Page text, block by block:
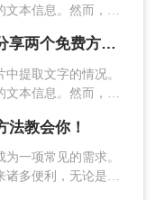
复制的网站时，
更快，节省时
天界面，然后按
窗口左侧选择要
即可。
本信息。然而，图
呢？本文将介绍几
怎么把图片上的字转换成文字？分享两个免费方法！
提取文字的情况。
本信息。然而，图
成文字呢？本文将
取文字。
法教会你！
一项常见的需求。
诸多便利，无论是编